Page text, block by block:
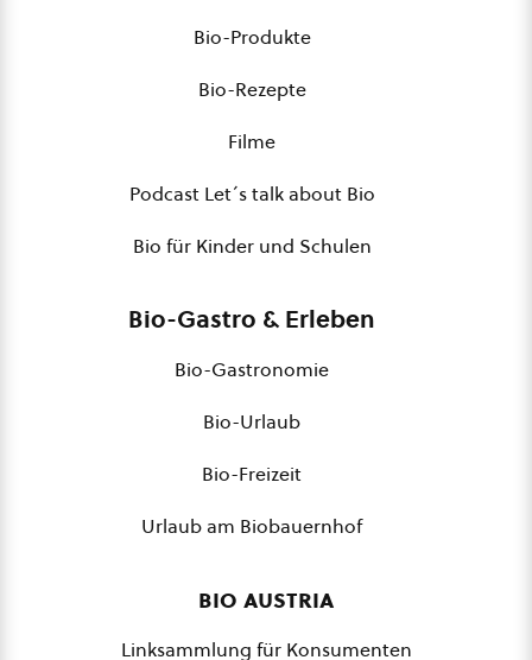
Bio-Produkte
Bio-Rezepte
Filme
Podcast Let´s talk about Bio
Bio für Kinder und Schulen
Bio-Gastro & Erleben
Bio-Gastronomie
Bio-Urlaub
Bio-Freizeit
Urlaub am Biobauernhof
bio austria
Linksammlung für Konsumenten